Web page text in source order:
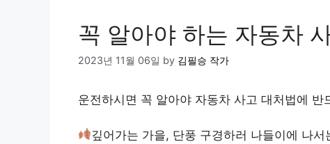
꼭 알아야 하는 자동차
2023년 11월 06일 by 김필승 작가
운전하시면 꼭 알아야 자동차 사고 대처법에 반
깊어가는 가을, 단풍 구경하러 나들이에 나